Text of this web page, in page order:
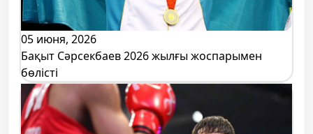
05 июня, 2026
Бақыт Сәрсекбаев 2026 жылғы жоспарымен
бөлісті